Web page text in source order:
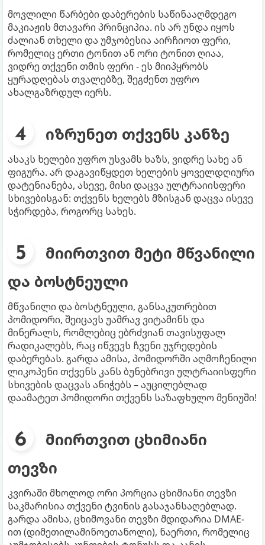
მოვლილი წარბები დაბერების საწინააღმდეგო
მაკიაჟის მთავარი პრინციპია. ის არ უნდა იყოს
ძალიან თხელი და უმჯობესია აირჩიოთ ფერი,
რომელიც ერთი ტონით ან ორი ტონით ღიაა,
ვიდრე თქვენი თმის ფერი - ეს მიიპყრობს
ყურადღებას თვალებზე, შეგძენთ უფრო
ახალგაზრდულ იერს.
იზრუნეთ თქვენს კანზე
ასაკს ხელები უფრო უსვამს ხაზს, ​​ვიდრე სახე ან
ფიგურა. არ დაგავიწყდეთ ხელების ყოველდღიური
დატენიანება, ასევე, მისი დაცვა ულტრაიისფერი
სხივებისგან: თქვენს ხელებს მზისგან დაცვა ისევე
სჭირდება, როგორც სახეს.
მიირთვით მეტი მწვანილი
და ბოსტნეული
მწვანილი და ბოსტნეული, განსაკუთრებით
პომიდორი, შეიცავს უამრავ ვიტამინს და
მინერალს, რომლებიც ებრძვიან თავისუფალ
რადიკალებს, რაც იწვევს ჩვენი უჯრედების
დაბერებას. გარდა ამისა, პომიდორში აღმოჩენილი
ლიკოპენი თქვენს კანს ბუნებრივი ულტრაიისფერი
სხივების დაცვას ანიჭებს – აუცილებლად
დაამატეთ პომიდორი თქვენს საზაფხულო მენიუში!
მიირთვით ცხიმიანი
თევზი
კვირაში მხოლოდ ორი პორცია ცხიმიანი თევზი
საკმარისია თქვენი ტვინის გასაჯანსაღებლად.
გარდა ამისა, ცხიმოვანი თევზი მდიდარია DMAE-
ით (დიმეთილამინოეთანოლი), ნაერთი, რომელიც